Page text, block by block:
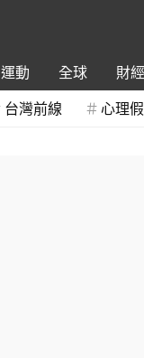
運動 全球 財經
台灣前線 心理假